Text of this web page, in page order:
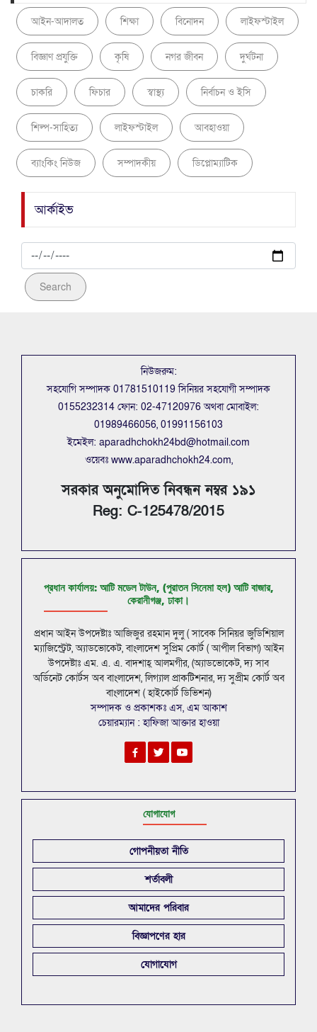
আইন-আদালত শিক্ষা বিনোদন লাইফস্টাইল
বিজ্ঞাণ প্রযুক্তি কৃষি নগর জীবন দুর্ঘটনা
চাকরি ফিচার স্বাস্থ্য নির্বাচন ও ইসি
শিল্প-সাহিত্য লাইফস্টাইল আবহাওয়া
ব্যাংকিং নিউজ সম্পাদকীয় ডিপ্লোম্যাটিক
আর্কাইভ
Search
নিউজরুম:
সহযোগি সম্পাদক 01781510119 সিনিয়র সহযোগী সম্পাদক
0155232314 ফোন: 02-47120976 অথবা মোবাইল:
01989466056, 01991156103
ইমেইল: aparadhchokh24bd@hotmail.com
ওয়েবঃ www.aparadhchokh24.com,
সরকার অনুমোদিত নিবন্ধন নম্বর ১৯১
Reg: C-125478/2015
প্রধান কার্যালয়: আটি মডেল টাউন, (পুরাতন সিনেমা হল) আটি বাজার,
কেরানীগঞ্জ, ঢাকা।
প্রধান আইন উপদেষ্টাঃ আজিজুর রহমান দুলু ( সাবেক সিনিয়র জুডিশিয়াল
ম্যাজিস্ট্রেট, অ্যাডভোকেট, বাংলাদেশ সুপ্রিম কোর্ট ( আপীল বিভাগ) আইন
উপদেষ্টাঃ এম. এ. এ. বাদশাহ্ আলমগীর, (অ্যাডভোকেট, দ্য সাব
অর্ডিনেট কোর্টস অব বাংলাদেশ, লিগ্যাল প্রাকটিশনার, দ্য সুপ্রীম কোর্ট অব
বাংলাদেশ ( হাইকোর্ট ডিভিশন)
সম্পাদক ও প্রকাশকঃ এস, এম আকাশ
চেয়ারম্যান : হাফিজা আক্তার হাওয়া
যোগাযোগ
গোপনীয়তা নীতি
শর্তাবলী
আমাদের পরিবার
বিজ্ঞাপণের হার
যোগাযোগ